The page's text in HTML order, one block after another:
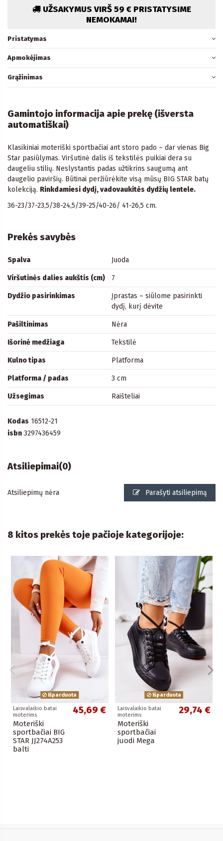
UŽSAKYMUS VIRŠ 59 € PRISTATYSIME
NEMOKAMAI!
Pristatymas
Apmokėjimas
Grąžinimas
Gamintojo informacija apie prekę (išversta
automatiškai)
Klasikiniai moteriški sportbačiai ant storo pado – dar vienas Big
Star pasiūlymas. Viršutinė dalis iš tekstilės puikiai dera su
daugeliu stilių. Neslystantis padas užtikrins saugumą ant
daugelio paviršių. Būtinai peržiūrėkite visą mūsų BIG STAR batų
kolekciją. Rinkdamiesi dydį, vadovaukitės dydžių lentele.
36-23/37-23,5/38-24,5/39-25/40-26/ 41-26,5 cm.
Prekės savybės
Spalva Juoda
Viršutinės dalies aukštis (cm) 7
Dydžio pasirinkimas
Įprastas – siūlome pasirinkti
dydį, kurį dėvite
Pašiltinimas Nėra
Išorinė medžiaga Tekstilė
Kulno tipas Platforma
Platforma / padas 3 cm
Užsegimas Raišteliai
Kodas 16512-21
isbn 3297436459
Atsiliepimai(0)
Atsiliepimų nėra Parašyti atsiliepimą
8 kitos prekės toje pačioje kategorijoje:
Išparduota
Laisvalaikio batai
moterims
Moteriški
sportbačiai BIG
STAR JJ274A253
balti
45,69 €
Išparduota
Laisvalaikio batai
moterims
Moteriški
sportbačiai
juodi Mega
29,74 €